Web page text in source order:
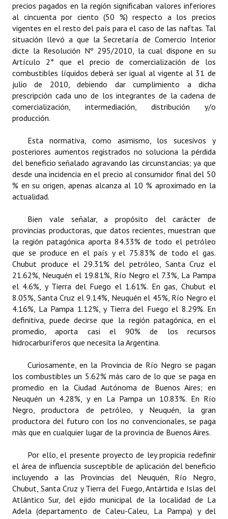
Bariloche, Municipio intercultural
Entrega de distinciones
REFORMA DE LA CARTA ORGÁNICA
precios pagados en la región significaban valores inferiores
al cincuenta por ciento (50 %) respecto a los precios
vigentes en el resto del país para el caso de las naftas. Tal
situación llevó a que la Secretaría de Comercio Interior
dicte la Resolución Nº 295/2010, la cual dispone en su
Artículo 2° que el precio de comercialización de los
combustibles líquidos deberá ser igual al vigente al 31 de
julio de 2010, debiendo dar cumplimiento a dicha
prescripción cada uno de los integrantes de la cadena de
comercialización, intermediación, distribución y/o
producción.
Esta normativa, como asimismo, los sucesivos y
posteriores aumentos registrados no soluciona la pérdida
del beneficio señalado agravando las circunstancias; ya que
desde una incidencia en el precio al consumidor final del 50
% en su origen, apenas alcanza al 10 % aproximado en la
actualidad.
Bien vale señalar, a propósito del carácter de
provincias productoras, que datos recientes, muestran que
la región patagónica aporta 84.33% de todo el petróleo
que se produce en el país y el 75.83% de todo el gas.
Chubut produce el 29.31% del petróleo, Santa Cruz el
21.62%, Neuquén el 19.81%, Río Negro el 7.3%, La Pampa
el 4.6%, y Tierra del Fuego el 1.61%. En gas, Chubut el
8.05%, Santa Cruz el 9.14%, Neuquén el 45%, Río Negro el
4.16%, La Pampa 1.12%, y Tierra del Fuego el 8.29%. En
definitiva, puede decirse que la región patagónica, en el
promedio, aporta casi el 90% de los recursos
hidrocarburíferos que necesita la Argentina.
Curiosamente, en la Provincia de Río Negro se pagan
los combustibles un 5.62% más caro de lo que se paga en
promedio en la Ciudad Autónoma de Buenos Aires; en
Neuquén un 4.28%, y en La Pampa un 10.83%. En Río
Negro, productora de petróleo, y Neuquén, la gran
productora del futuro con los no convencionales, se paga
más que en cualquier lugar de la provincia de Buenos Aires.
Por ello, el presente proyecto de ley propicia redefinir
el área de influencia susceptible de aplicación del beneficio
incluyendo a las Provincias del Neuquén, Río Negro,
Chubut, Santa Cruz y Tierra del Fuego, Antártida e Islas del
Atlántico Sur, del ejido municipal de la localidad de La
Adela (departamento de Caleu-Caleu, La Pampa) y del